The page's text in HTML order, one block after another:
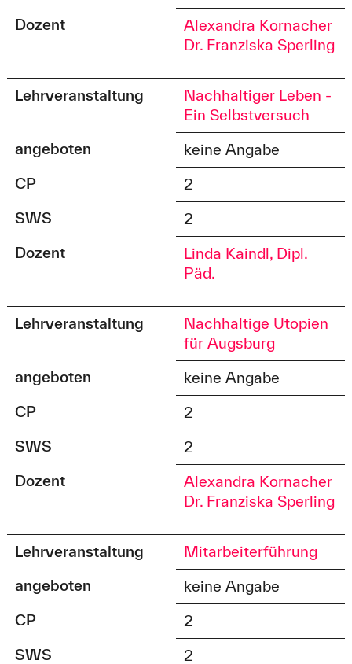
Dozent
Alexandra Kornacher
Dr. Franziska Sperling
Lehrveranstaltung
Nachhaltiger Leben -
Ein Selbstversuch
angeboten
keine Angabe
CP
2
SWS
2
Dozent
Linda Kaindl, Dipl.
Päd.
Lehrveranstaltung
Nachhaltige Utopien
für Augsburg
angeboten
keine Angabe
CP
2
SWS
2
Dozent
Alexandra Kornacher
Dr. Franziska Sperling
Lehrveranstaltung
Mitarbeiterführung
angeboten
keine Angabe
CP
2
SWS
2